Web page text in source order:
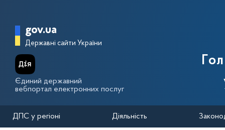
Головна сторінка Державної
gov.ua
Державні сайти України
Єдиний державний
вебпортал електронних послуг
ДПС у регіоні Діяльність